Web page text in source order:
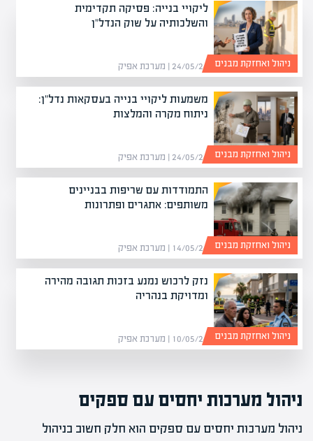
ליקויי בנייה: פסיקה תקדימית
והשלכותיה על שוק הנדל"ן
24/05/26 | מערכת אפיק ניהול ואחזקת מבנים
משמעות ליקויי בנייה בעסקאות נדל"ן:
ניתוח מקרה והמלצות
24/05/26 | מערכת אפיק ניהול ואחזקת מבנים
התמודדות עם שריפות בבניינים
משותפים: אתגרים ופתרונות
14/05/26 | מערכת אפיק ניהול ואחזקת מבנים
נזק לרכוש נמנע בזכות תגובה מהירה
ומדויקת בנהריה
10/05/26 | מערכת אפיק ניהול ואחזקת מבנים
ניהול מערכות יחסים עם ספקים
ניהול מערכות יחסים עם ספקים הוא חלק חשוב בניהול